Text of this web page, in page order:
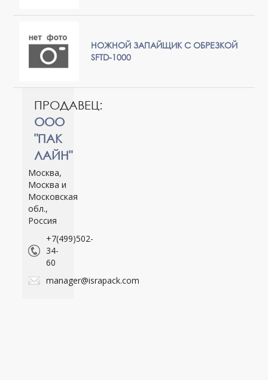
НОЖНОЙ ЗАПАЙЩИК С ОБРЕЗКОЙ
SFTD-1000
ПРОДАВЕЦ:
ООО
"ПАК
ЛАЙН"
Москва,
Москва и
Московская
обл.,
Россия
+7(499)502-
34-
60
manager@israpack.com